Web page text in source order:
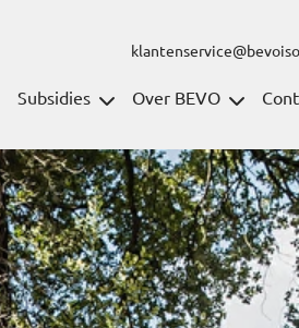
Subsidies Over BEVO